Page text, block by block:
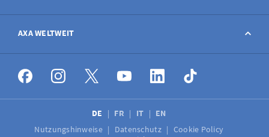
Kontakt
Schaden melden
Stellenangebote
AXA WELTWEIT
AXA weltweit
DE FR IT
EN
Nutzungshinweise
Datenschutz
Cookie Policy